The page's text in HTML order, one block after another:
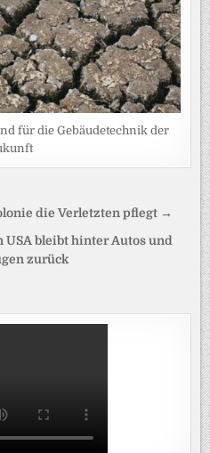
für die Gebäudetechnik der
die Verletzten pflegt →
bleibt hinter Autos und
zurück